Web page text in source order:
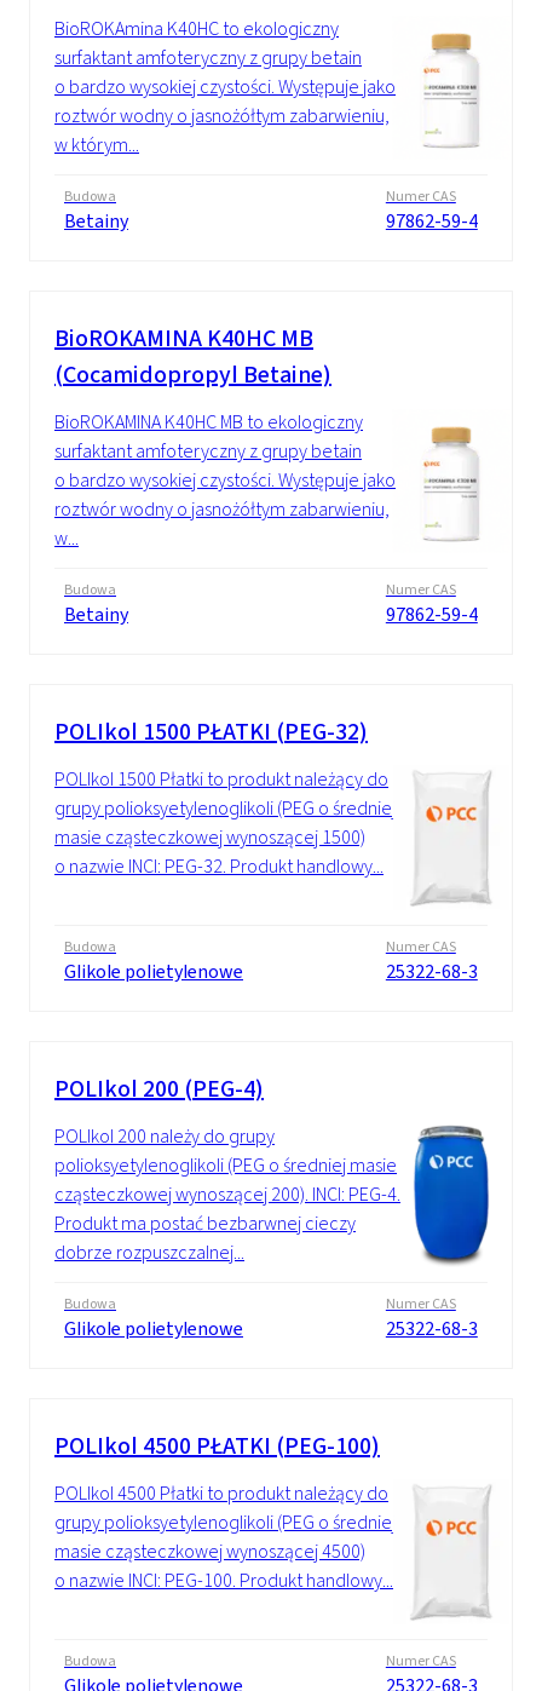
BioROKAmina K40HC to ekologiczny
surfaktant amfoteryczny z grupy betain
o bardzo wysokiej czystości. Występuje jako
roztwór wodny o jasnożółtym zabarwieniu,
w którym...
Budowa
Betainy
Numer CAS
97862-59-4
BioROKAMINA K40HC MB
(Cocamidopropyl Betaine)
BioROKAMINA K40HC MB to ekologiczny
surfaktant amfoteryczny z grupy betain
o bardzo wysokiej czystości. Występuje jako
roztwór wodny o jasnożółtym zabarwieniu,
w...
Budowa
Betainy
Numer CAS
97862-59-4
POLIkol 1500 PŁATKI (PEG-32)
POLIkol 1500 Płatki to produkt należący do
grupy polioksyetylenoglikoli (PEG o średniej
masie cząsteczkowej wynoszącej 1500)
o nazwie INCI: PEG-32. Produkt handlowy...
Budowa
Glikole polietylenowe
Numer CAS
25322-68-3
POLIkol 200 (PEG-4)
POLIkol 200 należy do grupy
polioksyetylenoglikoli (PEG o średniej masie
cząsteczkowej wynoszącej 200). INCI: PEG-4.
Produkt ma postać bezbarwnej cieczy
dobrze rozpuszczalnej...
Budowa
Glikole polietylenowe
Numer CAS
25322-68-3
POLIkol 4500 PŁATKI (PEG-100)
POLIkol 4500 Płatki to produkt należący do
grupy polioksyetylenoglikoli (PEG o średniej
masie cząsteczkowej wynoszącej 4500)
o nazwie INCI: PEG-100. Produkt handlowy...
Budowa Numer CAS